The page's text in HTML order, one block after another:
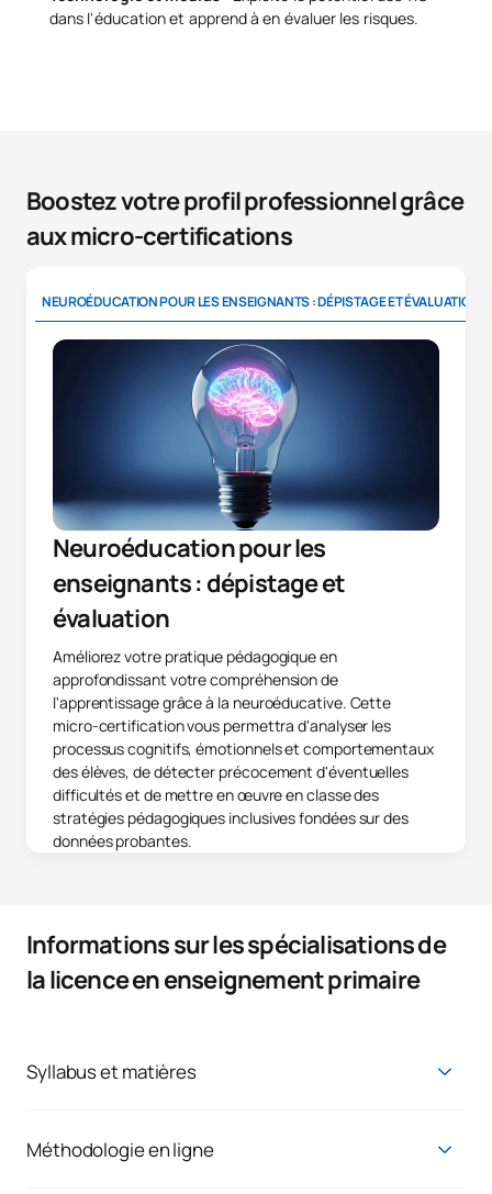
dans l'éducation et apprend à en évaluer les risques.
Boostez votre profil professionnel grâce
aux micro-certifications
NEUROÉDUCATION POUR LES ENSEIGNANTS : DÉPISTAGE ET ÉVALUATION
Neuroéducation pour les
enseignants : dépistage et
évaluation
Améliorez votre pratique pédagogique en
approfondissant votre compréhension de
l'apprentissage grâce à la neuroéducative. Cette
micro-certification vous permettra d'analyser les
processus cognitifs, émotionnels et comportementaux
des élèves, de détecter précocement d'éventuelles
difficultés et de mettre en œuvre en classe des
stratégies pédagogiques inclusives fondées sur des
données probantes.
Informations sur les spécialisations de
la licence en enseignement primaire
Syllabus et matières
professeur d'éducation physique. Vous apprendrez à travailler
sur l'inclusion des personnes ayant des besoins éducatifs
Méthodologie en ligne